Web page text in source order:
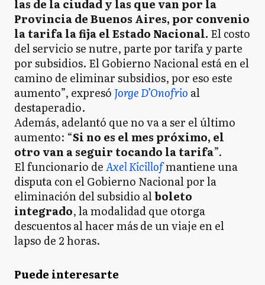
las de la ciudad y las que van por la
Provincia de Buenos Aires, por convenio
la tarifa la fija el Estado Nacional. El costo
del servicio se nutre, parte por tarifa y parte
por subsidios. El Gobierno Nacional está en el
camino de eliminar subsidios, por eso este
aumento”, expresó Jorge D’Onofrio al
destaperadio.
Además, adelantó que no va a ser el último
aumento: “Si no es el mes próximo, el
otro van a seguir tocando la tarifa”.
El funcionario deAxel Kicillofmantiene una
disputa con el Gobierno Nacional por la
eliminación del subsidio alboleto
integrado, la modalidad que otorga
descuentos al hacer más de un viaje en el
lapso de 2 horas.
Puede interesarte